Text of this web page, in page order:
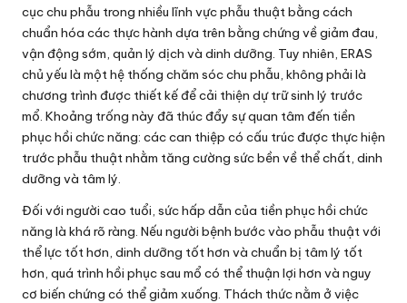
cục chu phẫu trong nhiều lĩnh vực phẫu thuật bằng cách
chuẩn hóa các thực hành dựa trên bằng chứng về giảm đau,
vận động sớm, quản lý dịch và dinh dưỡng. Tuy nhiên, ERAS
chủ yếu là một hệ thống chăm sóc chu phẫu, không phải là
chương trình được thiết kế để cải thiện dự trữ sinh lý trước
mổ. Khoảng trống này đã thúc đẩy sự quan tâm đến tiền
phục hồi chức năng: các can thiệp có cấu trúc được thực hiện
trước phẫu thuật nhằm tăng cường sức bền về thể chất, dinh
dưỡng và tâm lý.
Đối với người cao tuổi, sức hấp dẫn của tiền phục hồi chức
năng là khá rõ ràng. Nếu người bệnh bước vào phẫu thuật với
thể lực tốt hơn, dinh dưỡng tốt hơn và chuẩn bị tâm lý tốt
hơn, quá trình hồi phục sau mổ có thể thuận lợi hơn và nguy
cơ biến chứng có thể giảm xuống. Thách thức nằm ở việc